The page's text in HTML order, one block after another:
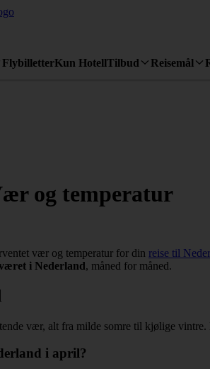
FlybilletterKun HotellTilbud Reisemål
og temperatur
vær og temperatur for din reise til
i Nederland, måned for måned.
vær, alt fra milde somre til kjølige
i april?